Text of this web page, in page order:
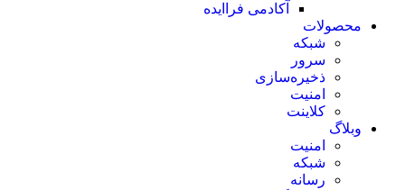
آکادمی فراایده
محصولات
شبکه
سرور
ذخیره‌سازی
امنیت
کلاینت
وبلاگ
امنیت
شبکه
رسانه